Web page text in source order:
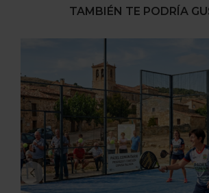
TAMBIÉN TE PODRÍA